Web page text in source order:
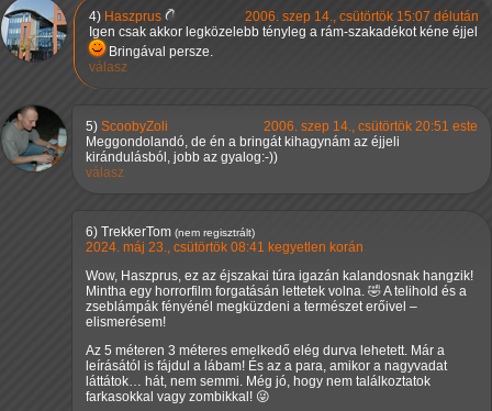
4) Haszprus
2006. szep 14., csütörtök 15:07 délután
Igen csak akkor legközelebb tényleg a rám-szakadékot kéne éjjel
Bringával persze.
válasz
5) ScoobyZoli
2006. szep 14., csütörtök 20:51 este
Meggondolandó, de én a bringát kihagynám az éjjeli
kirándulásból, jobb az gyalog:-))
válasz
6) TrekkerTom (nem regisztrált)
2024. máj 23., csütörtök 08:41 kegyetlen korán
Wow, Haszprus, ez az éjszakai túra igazán kalandosnak hangzik!
Mintha egy horrorfilm forgatásán lettetek volna. 🤣 A telihold és a
zseblámpák fényénél megküzdeni a természet erőivel –
elismerésem!
Az 5 méteren 3 méteres emelkedő elég durva lehetett. Már a
leírásától is fájdul a lábam! És az a para, amikor a nagyvadat
láttátok… hát, nem semmi. Még jó, hogy nem találkoztatok
farkasokkal vagy zombikkal! 😜